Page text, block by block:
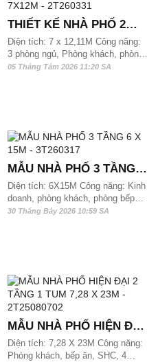
THIẾT KẾ NHÀ PHỐ 2
TẦNG 7X12M - 2T260331
Diện tích: 7 x 12,11M Công năng:
3 phòng ngủ, Phòng khách, phòng
thờ, Phòng bếp ăn và 4wc Mẫu
05 Tháng Tám 2026 11:20 SA
MẪU NHÀ PHỐ 3 TẦNG 6
X 15M - 3T260317
Diện tích: 6X15M Công năng: Kinh
doanh, phòng khách, phòng bếp
ăn, phòng thờ, 3 phòng ngủ và 2
30 Tháng Bảy 2026 10:59 SA
MẪU NHÀ PHỐ HIỆN ĐẠI
2 TẦNG 1 TUM 7,28 X
23M - 2T25080702
Diện tích: 7,28 X 23M Công năng:
Phòng khách, bếp ăn, SHC, 4